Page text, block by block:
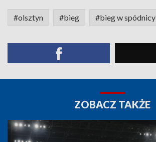
#olsztyn #bieg #bieg w spódnicy
ZOBACZ TAKŻE